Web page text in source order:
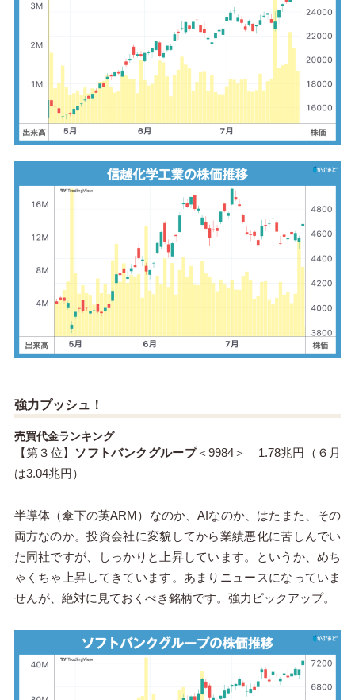
強力プッシュ！
売買代金ランキング
【第３位】 ソフトバンクグループ＜9984＞ 1.78兆円（６月
は3.04兆円）
半導体（傘下の英ARM）なのか、AIなのか、はたまた、その
両方なのか。投資会社に変貌してから業績悪化に苦しんでい
た同社ですが、しっかりと上昇しています。というか、めち
ゃくちゃ上昇してきています。あまりニュースになっていま
せんが、絶対に見ておくべき銘柄です。強力ピックアップ。